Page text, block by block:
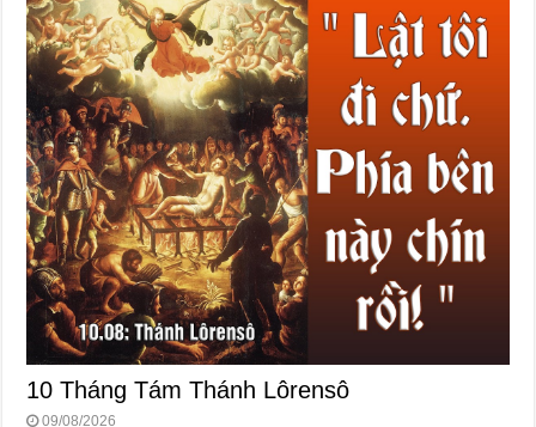
10 Tháng Tám Thánh Lôrensô
09/08/2026